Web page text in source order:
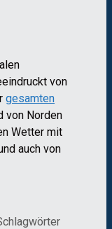
von
gesamten
von Norden
Wetter mit
auch von